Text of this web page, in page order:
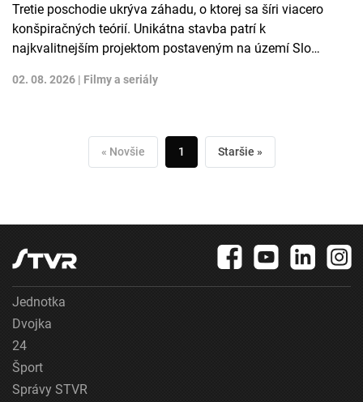
Tretie poschodie ukrýva záhadu, o ktorej sa šíri viacero
konšpiračných teórií. Unikátna stavba patrí k
najkvalitnejším projektom postaveným na území Slo…
02. 08. 2026 | Filmy a seriály
« Novšie 1 Staršie »
Jednotka
Dvojka
24
Šport
Správy STVR